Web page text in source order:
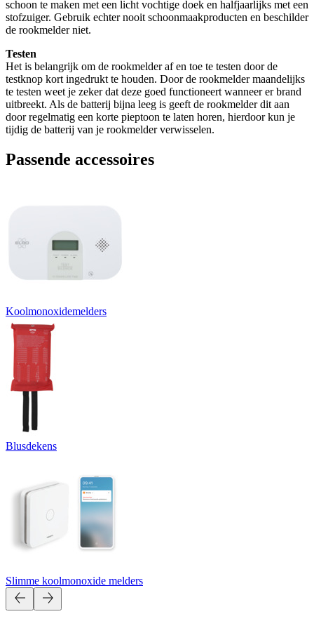
schoon te maken met een licht vochtige doek en halfjaarlijks met een
stofzuiger. Gebruik echter nooit schoonmaakproducten en beschilder
de rookmelder niet.
Testen
Het is belangrijk om de rookmelder af en toe te testen door de
testknop kort ingedrukt te houden. Door de rookmelder maandelijks
te testen weet je zeker dat deze goed functioneert wanneer er brand
uitbreekt. Als de batterij bijna leeg is geeft de rookmelder dit aan
door regelmatig een korte pieptoon te laten horen, hierdoor kun je
tijdig de batterij van je rookmelder verwisselen.
Passende accessoires
Koolmonoxidemelders
Blusdekens
Slimme koolmonoxide melders